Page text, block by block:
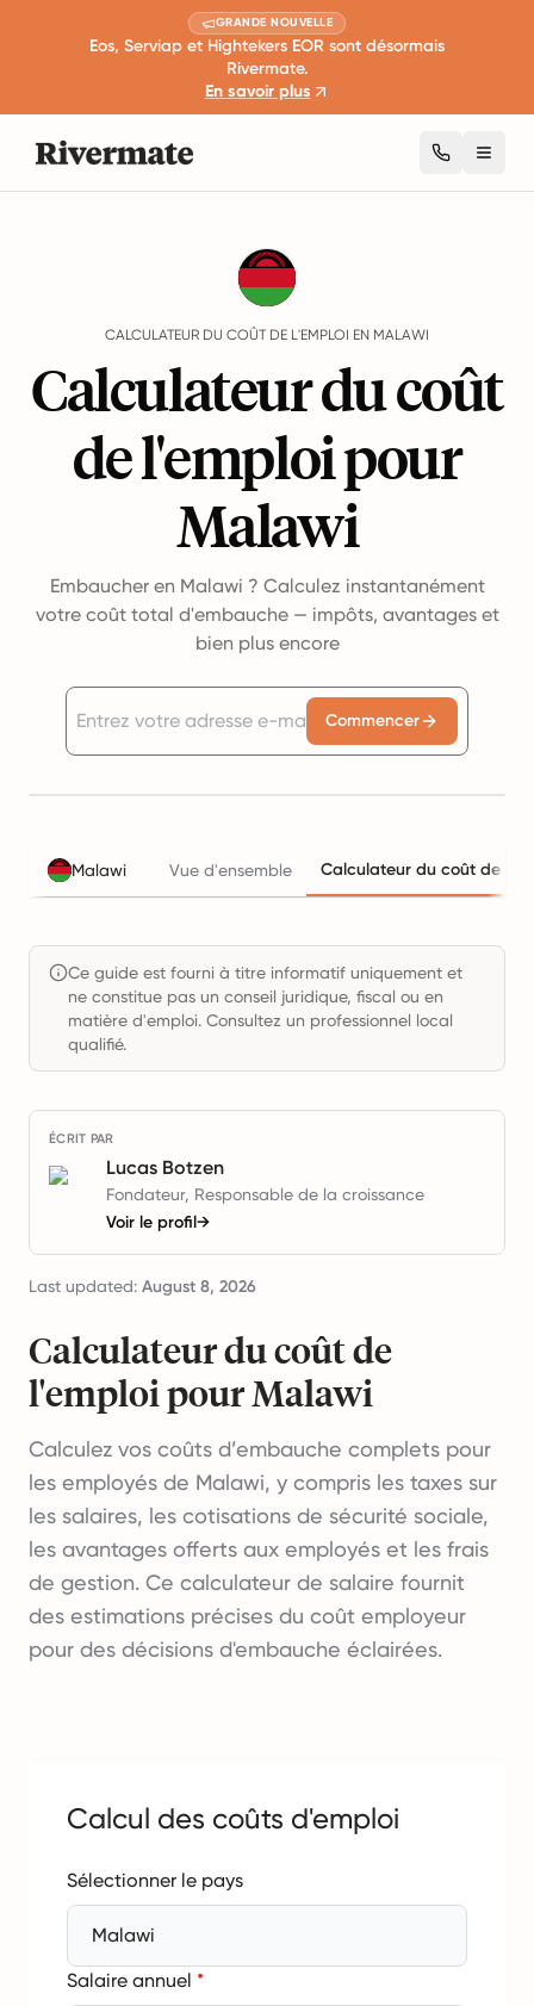
GRANDE NOUVELLE
Eos, Serviap et Hightekers EOR sont désormais
Rivermate.
En savoir plus
CALCULATEUR DU COÛT DE L'EMPLOI EN MALAWI
Calculateur du coût
de l'emploi pour
Malawi
Embaucher en Malawi ? Calculez instantanément
votre coût total d'embauche — impôts, avantages et
bien plus encore
Commencer
Malawi Vue d'ensemble Calculateur du coût de
Ce guide est fourni à titre informatif uniquement et
ne constitue pas un conseil juridique, fiscal ou en
matière d'emploi. Consultez un professionnel local
qualifié.
ÉCRIT PAR
Lucas Botzen
Fondateur, Responsable de la croissance
Voir le profil→
Last updated: August 8, 2026
Calculateur du coût de
l'emploi pour Malawi
Calculez vos coûts d’embauche complets pour
les employés de Malawi, y compris les taxes sur
les salaires, les cotisations de sécurité sociale,
les avantages offerts aux employés et les frais
de gestion. Ce calculateur de salaire fournit
des estimations précises du coût employeur
pour des décisions d'embauche éclairées.
Calcul des coûts d'emploi
Sélectionner le pays
Malawi
Salaire annuel *